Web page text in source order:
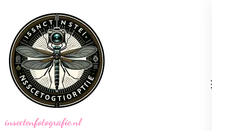
inhoud
(druk
op
Enter)
insectenfotografie.nl